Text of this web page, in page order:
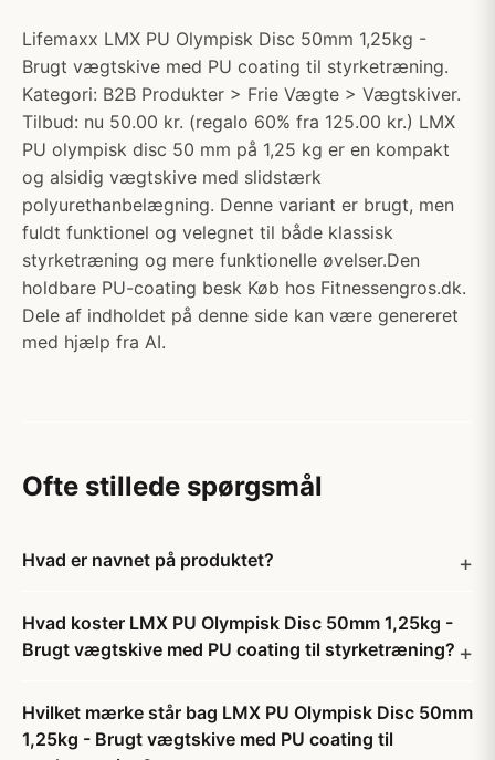
Lifemaxx LMX PU Olympisk Disc 50mm 1,25kg -
Brugt vægtskive med PU coating til styrketræning.
Kategori: B2B Produkter > Frie Vægte > Vægtskiver.
Tilbud: nu 50.00 kr. (regalo 60% fra 125.00 kr.) LMX
PU olympisk disc 50 mm på 1,25 kg er en kompakt
og alsidig vægtskive med slidstærk
polyurethanbelægning. Denne variant er brugt, men
fuldt funktionel og velegnet til både klassisk
styrketræning og mere funktionelle øvelser.Den
holdbare PU-coating besk Køb hos Fitnessengros.dk.
Dele af indholdet på denne side kan være genereret
med hjælp fra AI.
Ofte stillede spørgsmål
Hvad er navnet på produktet?
Hvad koster LMX PU Olympisk Disc 50mm 1,25kg -
Brugt vægtskive med PU coating til styrketræning?
Hvilket mærke står bag LMX PU Olympisk Disc 50mm
1,25kg - Brugt vægtskive med PU coating til